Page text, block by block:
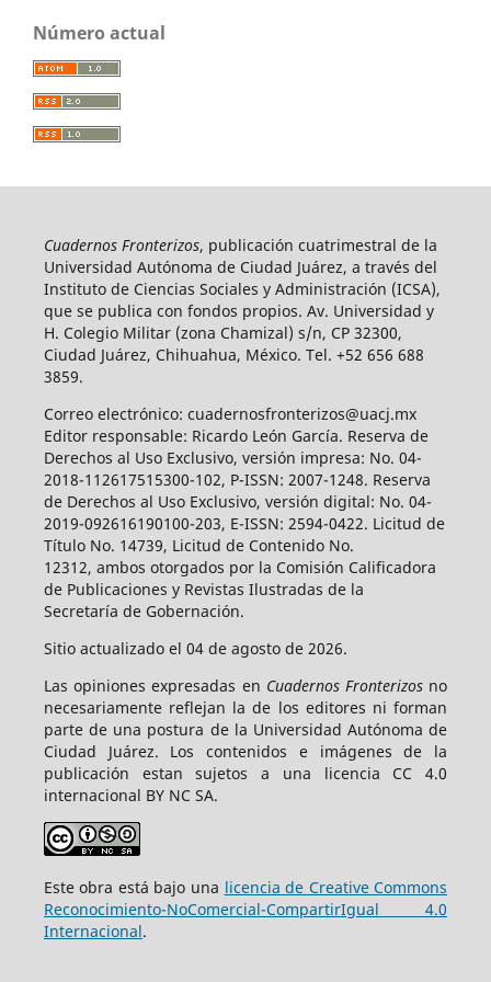
Número actual
Cuadernos Fronterizos, publicación cuatrimestral de la
Universidad Autónoma de Ciudad Juárez, a través del
Instituto de Ciencias Sociales y Administración (ICSA),
que se publica con fondos propios. Av. Universidad y
H. Colegio Militar (zona Chamizal) s/n, CP 32300,
Ciudad Juárez, Chihuahua, México. Tel. +52 656 688
3859.
Correo electrónico: cuadernosfronterizos@uacj.mx
Editor responsable: Ricardo León García. Reserva de
Derechos al Uso Exclusivo, versión impresa: No. 04-
2018-112617515300-102, P-ISSN: 2007-1248. Reserva
de Derechos al Uso Exclusivo, versión digital: No. 04-
2019-092616190100-203, E-ISSN: 2594-0422. Licitud de
Título No. 14739, Licitud de Contenido No.
12312, ambos otorgados por la Comisión Calificadora
de Publicaciones y Revistas Ilustradas de la
Secretaría de Gobernación.
Sitio actualizado el 04 de agosto de 2026.
Las opiniones expresadas en Cuadernos Fronterizosno
necesariamente reflejan la de los editores ni forman
parte de una postura de la Universidad Autónoma de
Ciudad Juárez. Los contenidos e imágenes de la
publicación estan sujetos a una licencia CC 4.0
internacional BY NC SA.
Este obra está bajo una licencia de Creative Commons
Reconocimiento-NoComercial-CompartirIgual 4.0
Internacional.